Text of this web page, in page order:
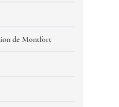
de Montfort